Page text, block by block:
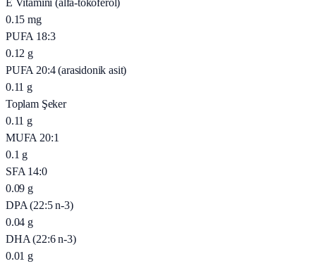
E Vitamini (alfa-tokoferol)
0.15 mg
PUFA 18:3
0.12 g
PUFA 20:4 (arasidonik asit)
0.11 g
Toplam Şeker
0.11 g
MUFA 20:1
0.1 g
SFA 14:0
0.09 g
DPA (22:5 n-3)
0.04 g
DHA (22:6 n-3)
0.01 g